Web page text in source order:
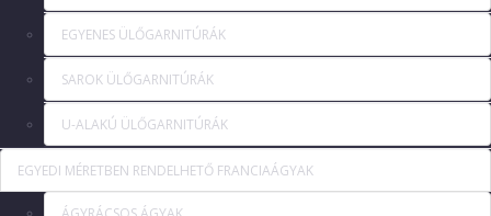
EGYENES ÜLŐGARNITÚRÁK
SAROK ÜLŐGARNITÚRÁK
U-ALAKÚ ÜLŐGARNITÚRÁK
EGYEDI MÉRETBEN RENDELHETŐ FRANCIAÁGYAK